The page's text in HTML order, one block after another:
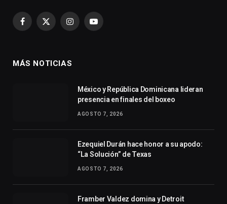
Facebook
X
InstagramYouTube
MÁS NOTICIAS
México y República Dominicana lideran
presencia en finales del boxeo
AGOSTO 7, 2026
Ezequiel Durán hace honor a su apodo:
“La Solución” de Texas
AGOSTO 7, 2026
Framber Valdez domina y Detroit